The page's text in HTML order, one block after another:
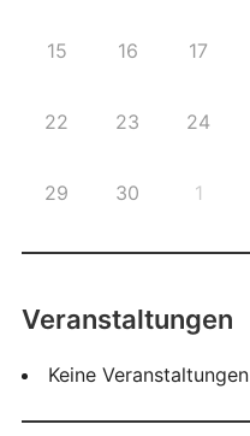
15 16 17
22 23 24
29 30 1
Veranstaltungen
Keine Veranstaltungen